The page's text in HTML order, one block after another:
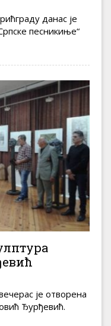
данас је
песникиње“
је отворена
Ђурђевић.